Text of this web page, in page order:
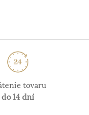
tovaru
do 14 dní